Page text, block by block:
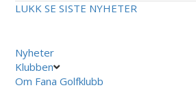
LUKK SE SISTE NYHETER
Nyheter
Klubben
Om Fana Golfklubb